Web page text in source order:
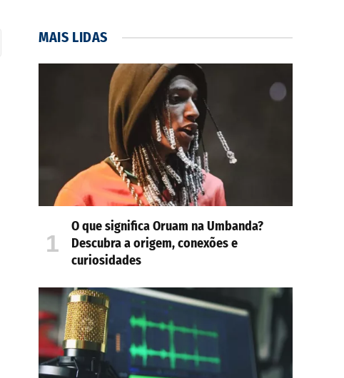
MAIS LIDAS
O que significa Oruam na Umbanda?
Descubra a origem, conexões e
curiosidades